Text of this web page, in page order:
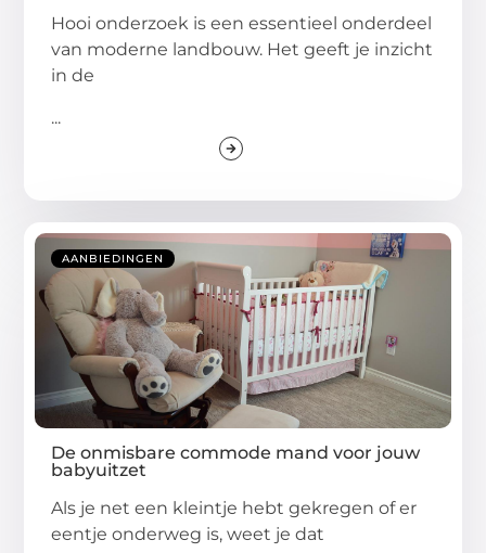
Hooi onderzoek is een essentieel onderdeel
van moderne landbouw. Het geeft je inzicht
in de
...
AANBIEDINGEN
De onmisbare commode mand voor jouw
babyuitzet
Als je net een kleintje hebt gekregen of er
eentje onderweg is, weet je dat